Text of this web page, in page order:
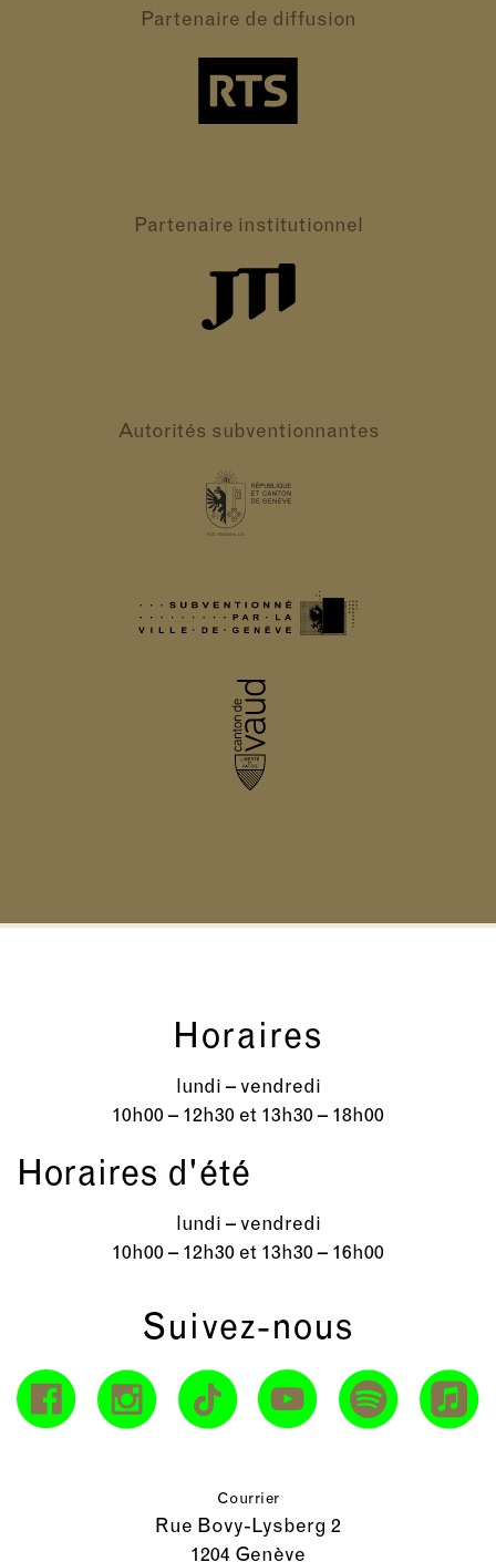
Partenaire de diffusion
Partenaire institutionnel
Autorités subventionnantes
Horaires
lundi – vendredi
10h00 – 12h30 et 13h30 – 18h00
Horaires d'été
lundi – vendredi
10h00 – 12h30 et 13h30 – 16h00
Suivez-nous
Courrier
Rue Bovy-Lysberg 2
1204 Genève